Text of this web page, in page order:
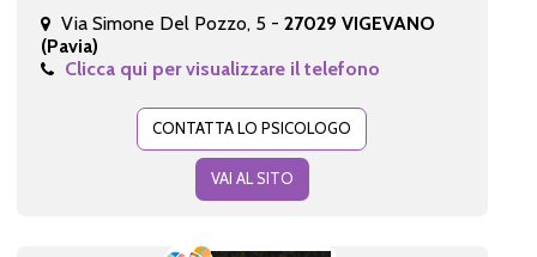
Via Simone Del Pozzo, 5 - 27029 VIGEVANO
(Pavia)
Clicca qui per visualizzare il telefono
CONTATTA LO PSICOLOGO
VAI AL SITO